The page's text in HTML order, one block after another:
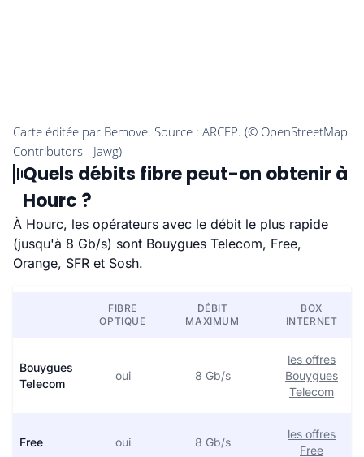
Quels débits fibre peut-on obtenir à
Hourc ?
À Hourc, les opérateurs avec le débit le plus rapide
(jusqu'à 8 Gb/s) sont Bouygues Telecom, Free,
Orange, SFR et Sosh.
FIBRE
OPTIQUE
DÉBIT
MAXIMUM
BOX
INTERNET
Bouygues
Telecom
oui 8 Gb/s
les offres
Bouygues
Telecom
Free oui 8 Gb/s
les offres
Free